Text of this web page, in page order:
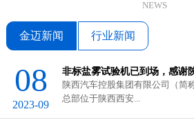
NEWS
金迈新闻 行业新闻
08
2023-09
非标盐雾试验机已到场，感谢
陕西汽车控股集团有限公司（简
总部位于陕西西安...